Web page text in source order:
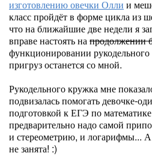
изготовлению овечки Олли и
класс пройдёт в форме цикла из
что на ближайшие две недели я
вправе настоять напродолжении
функционировании рукодельного
пригруз останется со мной.
Рукодельного кружка мне
подвизалась помогать девочке-
подготовкой к ЕГЭ по
предварительно надо самой
и стереометрию, и логарифмы...
не занята! :)